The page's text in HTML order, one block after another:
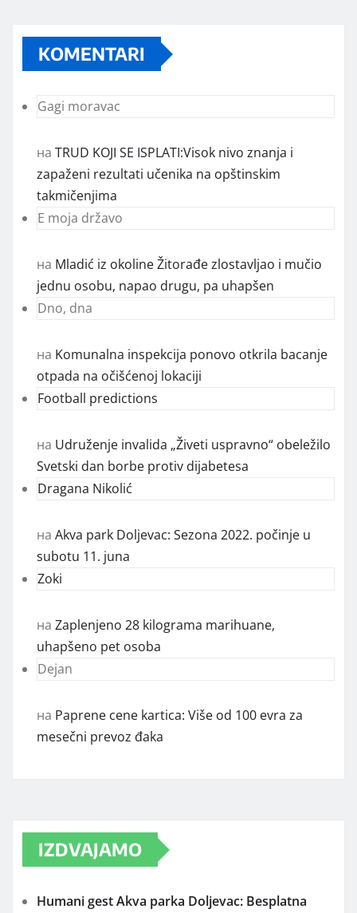
KOMENTARI
Gagi moravac
на TRUD KOJI SE ISPLATI:Visok nivo znanja i
zapaženi rezultati učenika na opštinskim
takmičenjima
E moja državo
на Mladić iz okoline Žitorađe zlostavljao i mučio
jednu osobu, napao drugu, pa uhapšen
Dno, dna
на Komunalna inspekcija ponovo otkrila bacanje
otpada na očišćenoj lokaciji
Football predictions
на Udruženje invalida „Živeti uspravno“ obeležilo
Svetski dan borbe protiv dijabetesa
Dragana Nikolić
на Akva park Doljevac: Sezona 2022. počinje u
subotu 11. juna
Zoki
на Zaplenjeno 28 kilograma marihuane,
uhapšeno pet osoba
Dejan
на Paprene cene kartica: Više od 100 evra za
mesečni prevoz đaka
IZDVAJAMO
Humani gest Akva parka Doljevac: Besplatna